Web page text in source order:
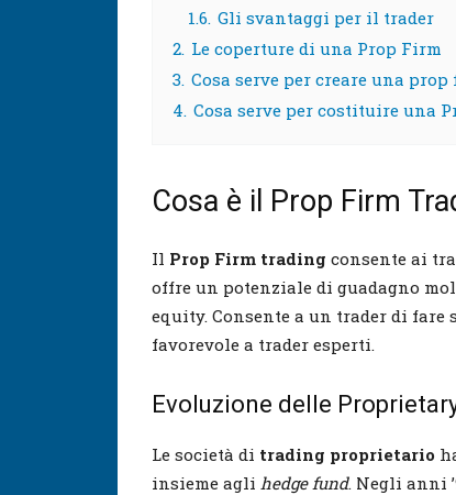
1.6. Gli svantaggi per il trader
2. Le coperture di una Prop Firm
3. Cosa serve per creare una prop
4. Cosa serve per costituire una
Cosa è il Prop Firm
Il Prop Firm trading consente ai
offre un potenziale di guadagno
equity. Consente a un trader di
favorevole a trader esperti.
Evoluzione delle
Le società di trading proprietario
insieme agli hedge fund. Negli anni